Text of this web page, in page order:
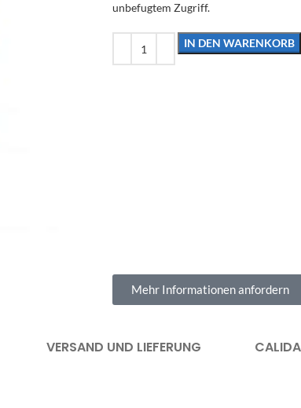
unbefugtem Zugriff.
IN DEN WARENKORB
Mehr Informationen anfordern
VERSAND UND LIEFERUNG